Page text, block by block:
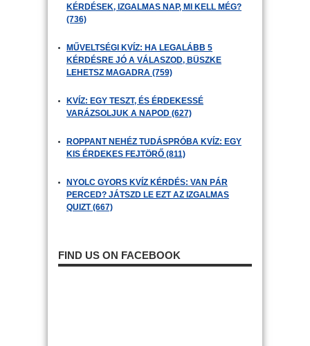
KÉRDÉSEK, IZGALMAS NAP, MI KELL MÉG?
(736)
MŰVELTSÉGI KVÍZ: HA LEGALÁBB 5
KÉRDÉSRE JÓ A VÁLASZOD, BÜSZKE
LEHETSZ MAGADRA (759)
KVÍZ: EGY TESZT, ÉS ÉRDEKESSÉ
VARÁZSOLJUK A NAPOD (627)
ROPPANT NEHÉZ TUDÁSPRÓBA KVÍZ: EGY
KIS ÉRDEKES FEJTÖRŐ (811)
NYOLC GYORS KVÍZ KÉRDÉS: VAN PÁR
PERCED? JÁTSZD LE EZT AZ IZGALMAS
QUIZT (667)
FIND US ON FACEBOOK